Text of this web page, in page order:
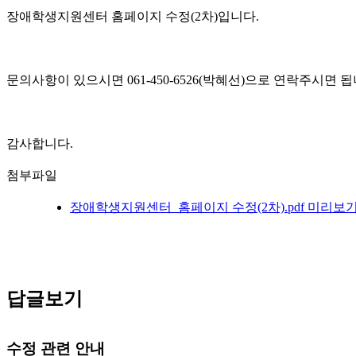
장애학생지원센터 홈페이지 수정(2차)입니다.
문의사항이 있으시면 061-450-6526(박혜선)으로 연락주시면 됩
감사합니다.
첨부파일
장애학생지원센터_홈페이지 수정(2차).pdf 미리보기
답글보기
수정 관련 안내